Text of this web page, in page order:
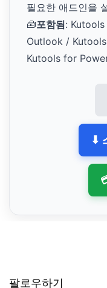
필요한 애드인을
🧰포함됨:
Outlook /
Kutools for
⬇
팔로우하기